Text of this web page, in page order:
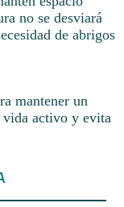
no se desviará
de abrigos
mantener un
vida activo y evita